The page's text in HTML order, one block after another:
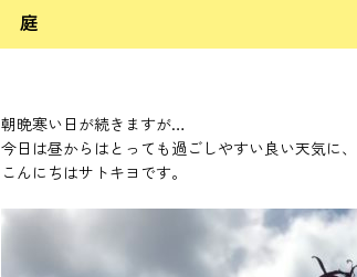
庭
朝晩寒い日が続きますが…
今日は昼からはとっても過ごしやすい良い天気に
こんにちはサトキヨです。